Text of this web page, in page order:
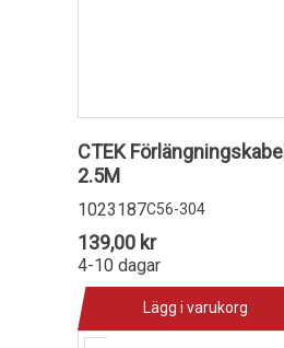
CTEK Förlängningskabel
2.5M
1023187C56-304
139,00 kr
4-10 dagar
Lägg i varukorg